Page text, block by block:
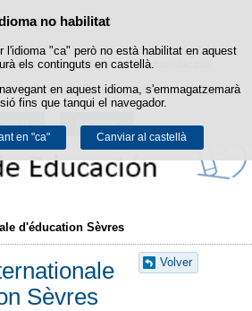
de cookies
pròpies per facilitar la navegació i
obtenir estadístiques d'ús i satisfacció.
a l'apartat "Cookies" del nostreavís legal.
Rebutjar
no habilitat
l'idioma "ca" però no està habilitat en aquest
els continguts en castellà.
en aquest idioma, s'emmagatzemarà
fins que tanqui el navegador.
en "ca" Canviar al castellà
Passar al contingut
d'éducation Sèvres
Volver
Sèvres